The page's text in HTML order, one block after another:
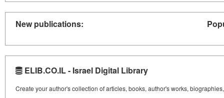
New publications:
ELIB.CO.IL - Israel Digital Library
Create your author's collection of articles, books, author's works,